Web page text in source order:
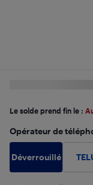
Le solde prend fin le :
Opérateur de
Déverrouillé